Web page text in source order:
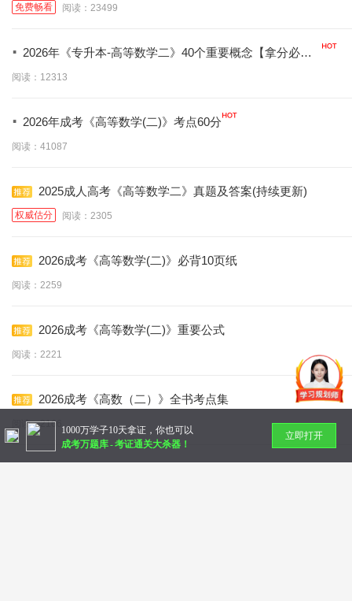
免费畅看 阅读：23499
· 2026年《专升本-高等数学二》40个重要概念【拿分必
背】
阅读：12313
· 2026年成考《高等数学(二)》考点60分
阅读：41087
2025成人高考《高等数学二》真题及答案(持续更新)
权威估分 阅读：2305
2026成考《高等数学(二)》必背10页纸
阅读：2259
2026成考《高等数学(二)》重要公式
阅读：2221
2026成考《高数（二）》全书考点集
阅读：2166
1000万学子10天拿证，你也可以
成考万题库-考证通关大杀器！
立即打开